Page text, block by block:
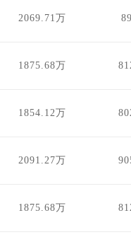
2069.71万
1875.68万
1854.12万
2091.27万
1875.68万